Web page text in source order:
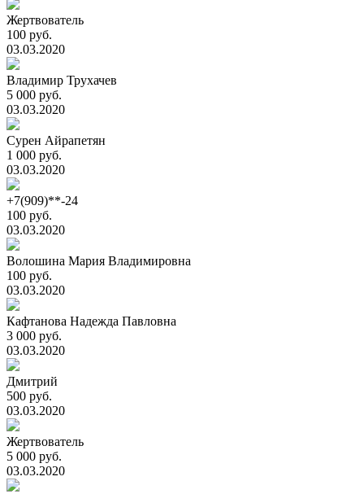
Жертвователь
100 руб.
03.03.2020
Владимир Трухачев
5 000 руб.
03.03.2020
Сурен Айрапетян
1 000 руб.
03.03.2020
+7(909)**-24
100 руб.
03.03.2020
Волошина Мария Владимировна
100 руб.
03.03.2020
Кафтанова Надежда Павловна
3 000 руб.
03.03.2020
Дмитрий
500 руб.
03.03.2020
Жертвователь
5 000 руб.
03.03.2020